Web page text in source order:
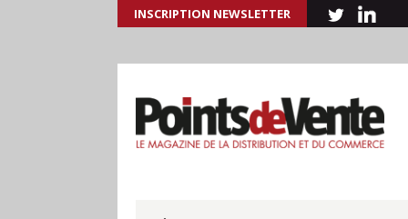
INSCRIPTION NEWSLETTER